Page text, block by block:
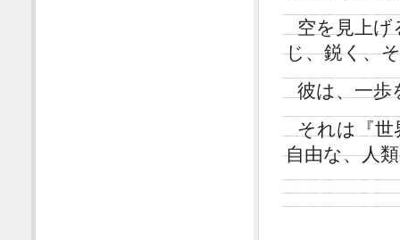
空を見上げ
じ、鋭く、
彼は、一歩
それは『世
自由な、人